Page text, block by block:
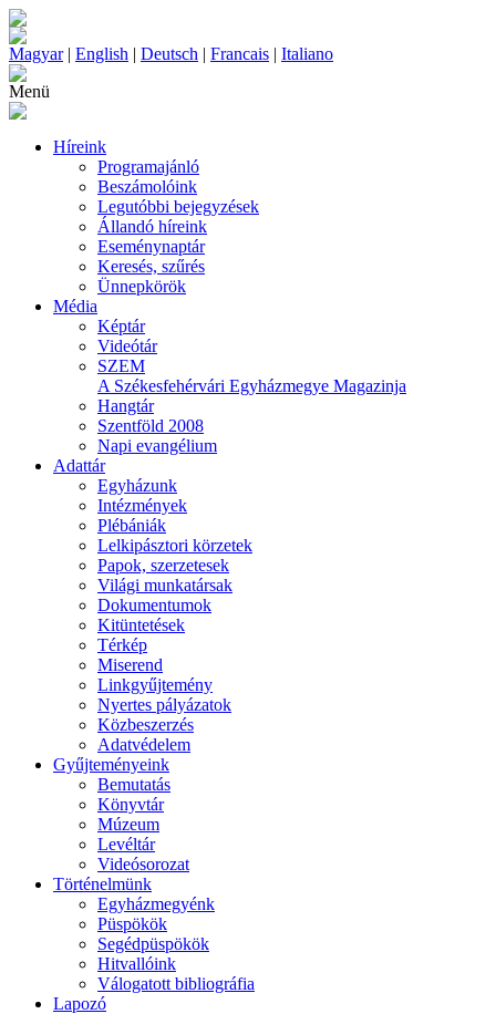
Magyar| English | Deutsch | Francais | Italiano
Menü
Híreink
Programajánló
Beszámolóink
Legutóbbi bejegyzések
Állandó híreink
Eseménynaptár
Keresés, szűrés
Ünnepkörök
Média
Képtár
Videótár
SZEM
A Székesfehérvári Egyházmegye Magazinja
Hangtár
Szentföld 2008
Napi evangélium
Adattár
Egyházunk
Intézmények
Plébániák
Lelkipásztori körzetek
Papok, szerzetesek
Világi munkatársak
Dokumentumok
Kitüntetések
Térkép
Miserend
Linkgyűjtemény
Nyertes pályázatok
Közbeszerzés
Adatvédelem
Gyűjteményeink
Bemutatás
Könyvtár
Múzeum
Levéltár
Videósorozat
Történelmünk
Egyházmegyénk
Püspökök
Segédpüspökök
Hitvallóink
Válogatott bibliográfia
Lapozó